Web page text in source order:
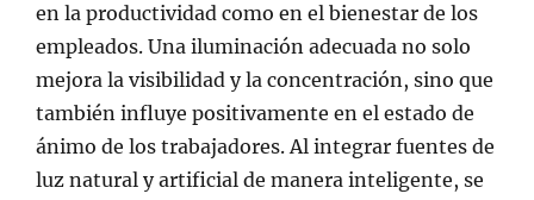
en la productividad como en el bienestar de los
empleados. Una iluminación adecuada no solo
mejora la visibilidad y la concentración, sino que
también influye positivamente en el estado de
ánimo de los trabajadores. Al integrar fuentes de
luz natural y artificial de manera inteligente, se